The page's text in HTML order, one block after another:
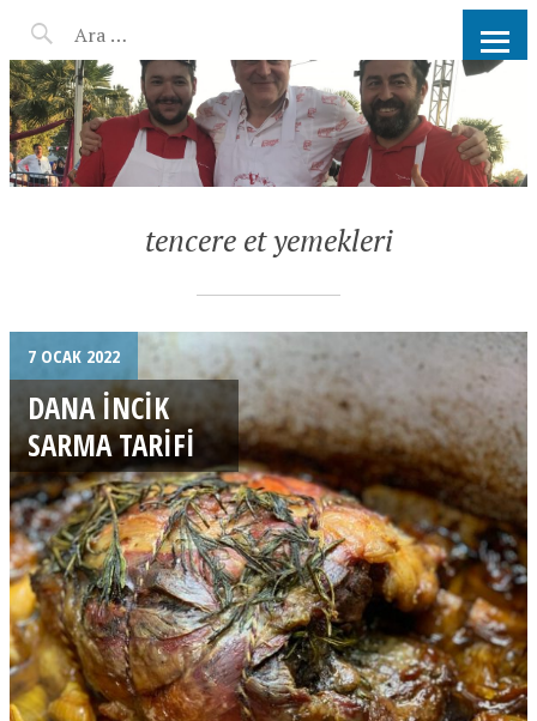
AHMET KATER KÖMÜR
ATEŞINDE BARBEKÜ, IZGARA,
MANGAL PARTISI
HIZMETLERI
tencere et yemekleri
7 OCAK 2022
DANA İNCIK
SARMA TARIFI